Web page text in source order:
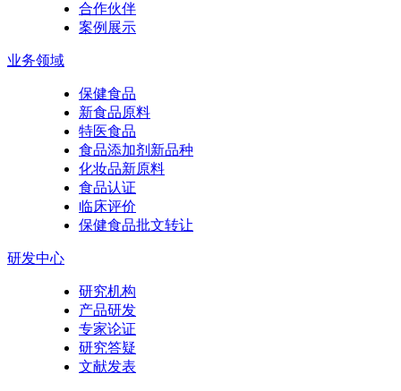
合作伙伴
案例展示
业务领域
保健食品
新食品原料
特医食品
食品添加剂新品种
化妆品新原料
食品认证
临床评价
保健食品批文转让
研发中心
研究机构
产品研发
专家论证
研究答疑
文献发表